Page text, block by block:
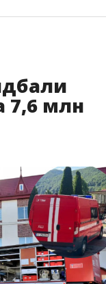
7,6 млн